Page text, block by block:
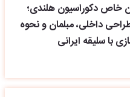
خاص دکوراسیون هلندی؛
داخلی، مبلمان و نحوه
با سلیقه ایرانی